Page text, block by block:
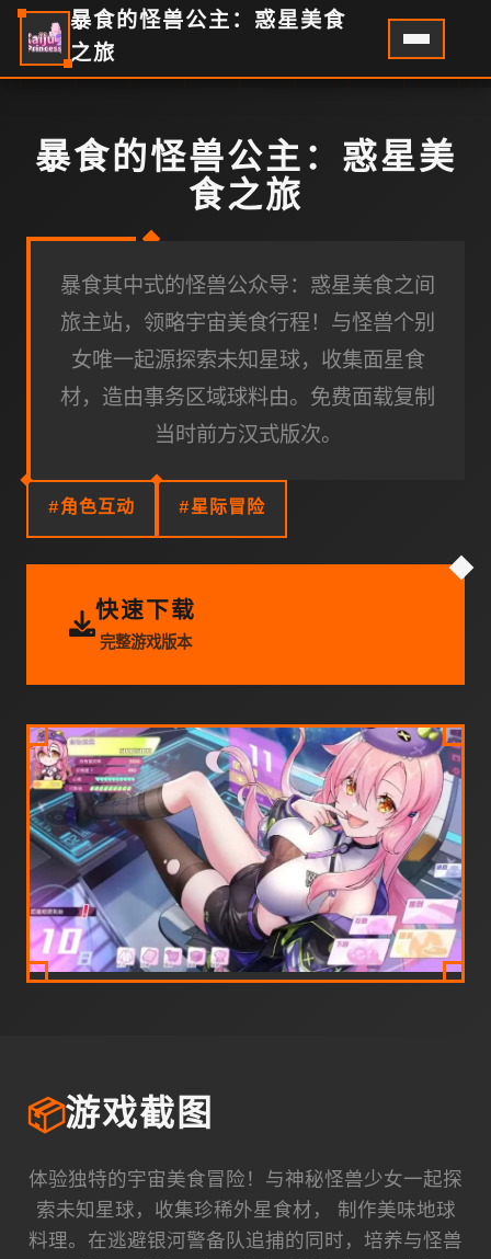
暴食的怪兽公主：惑星美食
之旅
暴食的怪兽公主：惑星美
食之旅
暴食其中式的怪兽公众导：惑星美食之间
旅主站，领略宇宙美食行程！与怪兽个别
女唯一起源探索未知星球，收集面星食
材，造由事务区域球料由。免费面载复制
当时前方汉式版次。
#角色互动 #星际冒险
快速下载
完整游戏版本
📦游戏截图
体验独特的宇宙美食冒险！与神秘怪兽少女一起探
索未知星球，收集珍稀外星食材， 制作美味地球
料理。在逃避银河警备队追捕的同时，培养与怪兽